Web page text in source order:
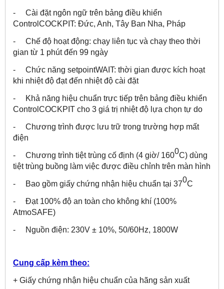
- Cài đặt ngôn ngữ trên bảng điều khiển
ControlCOCKPIT: Đức, Anh, Tây Ban Nha, Pháp
- Chế độ hoạt động: chạy liên tục và chạy theo thời
gian từ 1 phút đến 99 ngày
- Chức năng setpointWAIT: thời gian được kích hoạt
khi nhiệt độ đạt đến nhiệt độ cài đặt
- Khả năng hiệu chuẩn trực tiếp trên bảng điều khiển
ControlCOCKPIT cho 3 giá trị nhiệt độ lựa chọn tự do
- Chương trình được lưu trữ trong trường hợp mất
điện
- Chương trình tiệt trùng cố định (4 giờ/ 1600C) dùng
tiệt trùng buồng làm việc được điều chỉnh trên màn hình
- Bao gồm giấy chứng nhận hiệu chuẩn tại 370C
- Đạt 100% độ an toàn cho không khí (100%
AtmoSAFE)
- Nguồn điện: 230V ± 10%, 50/60Hz, 1800W
Cung cấp kèm theo:
+ Giấy chứng nhận hiệu chuẩn của hãng sản xuất